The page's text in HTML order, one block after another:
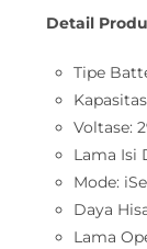
Detail
Tipe
Voltase:
Lama Isi
Mode:
Daya
Lama